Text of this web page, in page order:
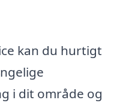
kan du hurtigt
i dit område og